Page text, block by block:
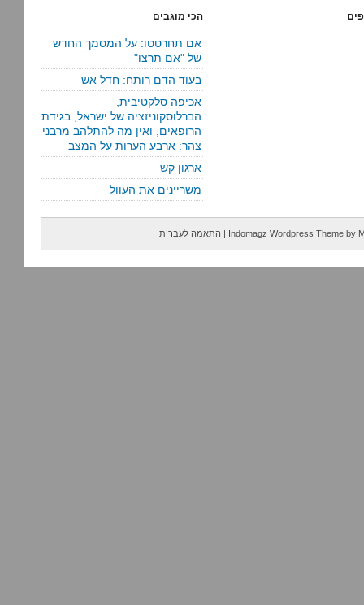
הכי מוגבים
אם תחרטטו: על המסמך החדש
של "אם תרצו"
בעוד הדם רותח: חדל אש
אכיפה סלקטיבית,
הברלוסקוניזציה של ישראל, בגידת
הרופאים, ואין מה להתלהב מרבני
צהר: ארבע הערות על המצב
ארגון קש
משריינים את העוול
Indomagz Wordpress Theme by
| התאמה לעברית